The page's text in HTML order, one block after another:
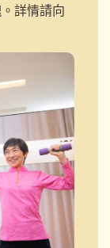
詳情請向